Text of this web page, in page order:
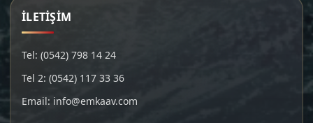
İLETİŞİM
Tel: (0542) 798 14 24
Tel 2: (0542) 117 33 36
Email: info@emkaav.com